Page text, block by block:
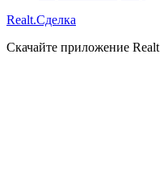
Realt.Сделка
Скачайте приложение Realt